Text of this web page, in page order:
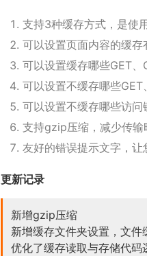
支持3种缓存方式，是使
可以设置页面内容的缓存
可以设置缓存哪些GET、
可以设置不缓存哪些GET
可以设置不缓存哪些访问
支持gzip压缩，减少传输
友好的错误提示文字，让
更新记录
新增gzip压缩
新增缓存文件夹设置，文
优化了缓存读取与存储代码